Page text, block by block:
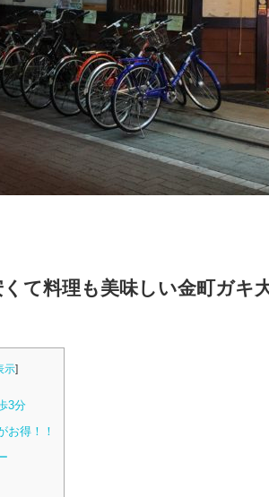
くて料理も美味しい金町ガキ
示]
3分
お得！！